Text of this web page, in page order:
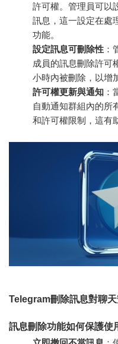
許可權。管理員可以
訊息，這一設定在處
功能。
設定訊息可刪除性 ：
成員的訊息刪除許可
小時內被刪除，以增
許可權更新與通知 ：
自動通知群組內的所
和許可權限制，這有
Telegram刪除訊息對聊
訊息刪除功能如何保護使